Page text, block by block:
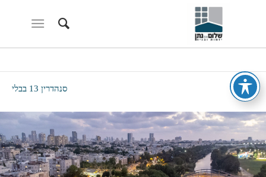
סנהדרין 13 בבלי